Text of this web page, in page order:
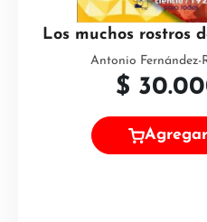
Los muchos rostros
Antonio Fernández-
$
Agregar